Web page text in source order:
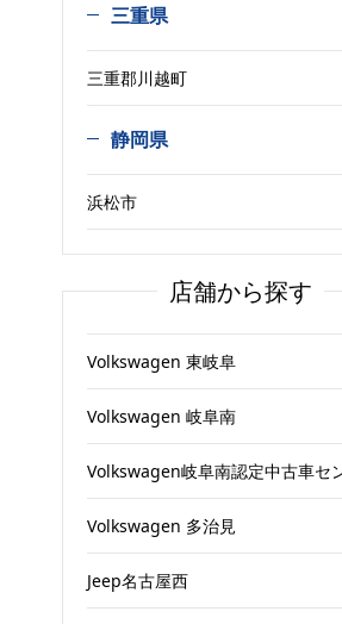
三重県
三重郡川越町
静岡県
浜松市
店舗から探す
Volkswagen 東岐阜
Volkswagen 岐阜南
Volkswagen岐阜南認定中古車セ
Volkswagen 多治見
Jeep名古屋西